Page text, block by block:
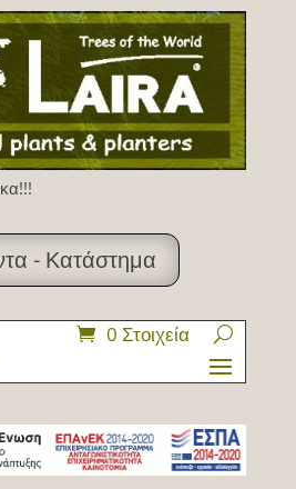
- Κατάστημα
0 Στοιχεία